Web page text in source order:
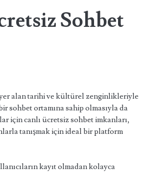
Sohbet
alan tarihi ve kültürel zenginlikleriyle
sohbet ortamına sahip olmasıyla da
için canlı ücretsiz sohbet imkanları,
tanışmak için ideal bir platform
kayıt olmadan kolayca